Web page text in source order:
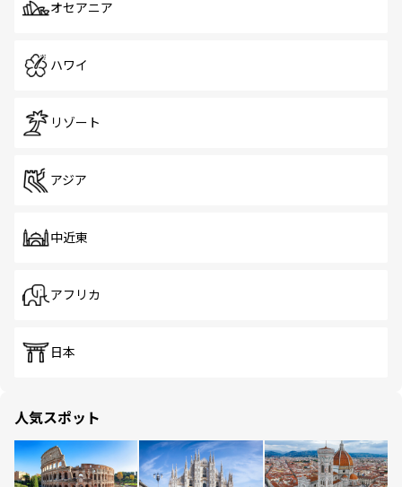
オセアニア
ハワイ
リゾート
アジア
中近東
アフリカ
日本
人気スポット